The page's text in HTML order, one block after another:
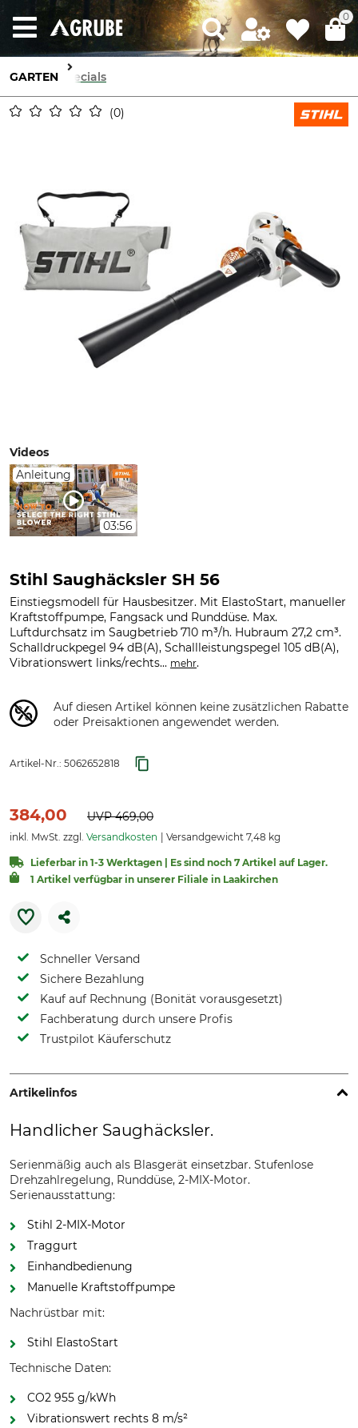
0
GARTEN Specials
0
Videos
Anleitung
03:56
Stihl Saughäcksler SH 56
Einstiegsmodell für Hausbesitzer. Mit ElastoStart, manueller
Kraftstoffpumpe, Fangsack und Runddüse. Max.
Luftdurchsatz im Saugbetrieb 710 m³/h. Hubraum 27,2 cm³.
Schalldruckpegel 94 dB(A), Schallleistungspegel 105 dB(A),
Vibrationswert links/rechts... mehr.
Auf diesen Artikel können keine zusätzlichen Rabatte
oder Preisaktionen angewendet werden.
Artikel-Nr.: 5062652818
384,00 UVP469,00
inkl. MwSt. zzgl. Versandkosten Versandgewicht 7,48 kg
Lieferbar in 1-3 Werktagen | Es sind noch 7 Artikel auf Lager.
1 Artikel verfügbar in unserer Filiale in Laakirchen
Schneller Versand
Sichere Bezahlung
Kauf auf Rechnung (Bonität vorausgesetzt)
Fachberatung durch unsere Profis
Trustpilot Käuferschutz
Artikelinfos
Handlicher Saughäcksler.
Serienmäßig auch als Blasgerät einsetzbar. Stufenlose
Drehzahlregelung, Runddüse, 2-MIX-Motor.
Serienausstattung:
Stihl 2-MIX-Motor
Traggurt
Einhandbedienung
Manuelle Kraftstoffpumpe
Nachrüstbar mit:
Stihl ElastoStart
Technische Daten:
CO2 955 g/kWh
Vibrationswert rechts 8 m/s²